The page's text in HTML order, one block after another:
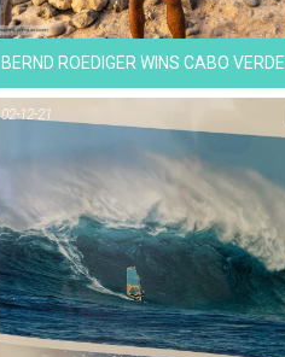
BERND ROEDIGER WINS CABO VERDE
14-12-21
NEWS
02-12-21